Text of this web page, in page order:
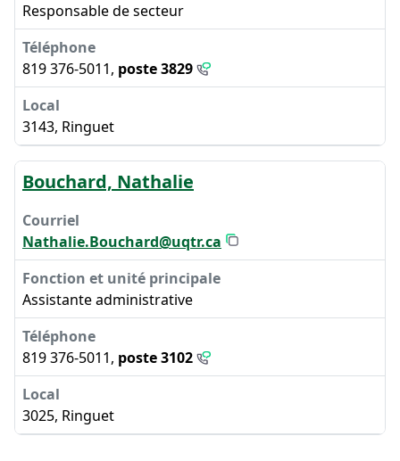
Responsable de secteur
819 376-5011, poste 3829
3143, Ringuet
Bouchard, Nathalie
Nathalie.Bouchard@uqtr.ca
Assistante administrative
819 376-5011, poste 3102
3025, Ringuet